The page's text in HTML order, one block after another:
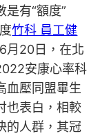
有“額度”
竹科 員工健
月20日，在北
安康心率科
血壓同盟畢生
也表白，相較
的人群，其冠